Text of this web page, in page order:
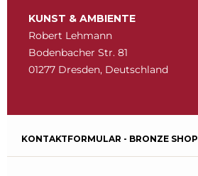
KUNST & AMBIENTE
Robert Lehmann
Bodenbacher Str. 81
01277 Dresden, Deutschland
KONTAKTFORMULAR - BRONZE SHOP